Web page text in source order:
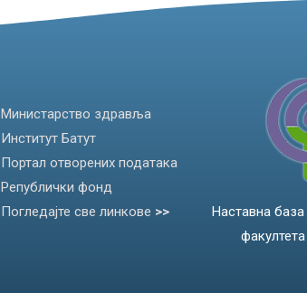
Министарство здравља
Институт Батут
Портал отворених података
Републички фонд
Погледајте све линкове >>
Наставна